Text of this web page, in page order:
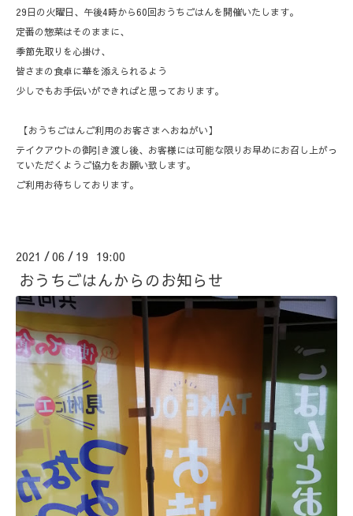
29日の火曜日、午後4時から60回おうちごはんを開催いたします。
定番の惣菜はそのままに、
季節先取りを心掛け、
皆さまの食卓に華を添えられるよう
少しでもお手伝いができればと思っております。
【おうちごはんご利用のお客さまへおねがい】
テイクアウトの御引き渡し後、お客様には可能な限りお早めにお召し上がっ
ていただくようご協力をお願い致します。
ご利用お待ちしております。
2021 /06 / 19 19:00
おうちごはんからのお知らせ